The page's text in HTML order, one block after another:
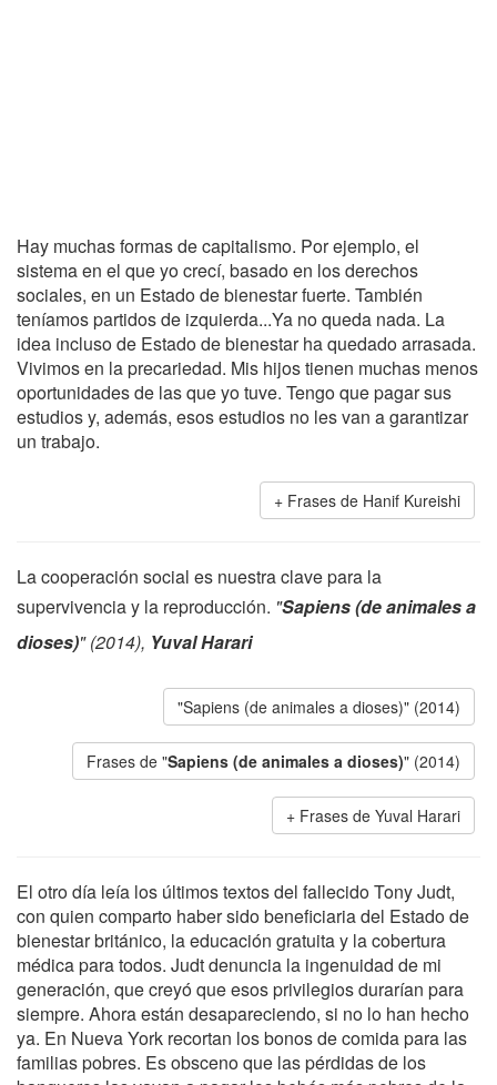
Hay muchas formas de capitalismo. Por ejemplo, el
sistema en el que yo crecí, basado en los derechos
sociales, en un Estado de bienestar fuerte. También
teníamos partidos de izquierda...Ya no queda nada. La
idea incluso de Estado de bienestar ha quedado arrasada.
Vivimos en la precariedad. Mis hijos tienen muchas menos
oportunidades de las que yo tuve. Tengo que pagar sus
estudios y, además, esos estudios no les van a garantizar
un trabajo.
Frases de Hanif Kureishi
La cooperación social es nuestra clave para la
supervivencia y la reproducción. "Sapiens (de animales a
dioses)" (2014), Yuval Harari
"Sapiens (de animales a dioses)" (2014)
Frases de "Sapiens (de animales a dioses)" (2014)
Frases de Yuval Harari
El otro día leía los últimos textos del fallecido Tony Judt,
con quien comparto haber sido beneficiaria del Estado de
bienestar británico, la educación gratuita y la cobertura
médica para todos. Judt denuncia la ingenuidad de mi
generación, que creyó que esos privilegios durarían para
siempre. Ahora están desapareciendo, si no lo han hecho
ya. En Nueva York recortan los bonos de comida para las
familias pobres. Es obsceno que las pérdidas de los